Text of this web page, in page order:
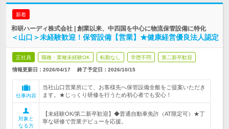
新着
和研ハーディ株式会社 | 創業以来、中四国を中心に物流保管設備に特化
＜山口＞未経験歓迎！保管設備【営業】★健康経営優良法人認定
正社員 職種・業種未経験OK 転勤なし 学歴不問 第二新卒歓迎
情報更新日：2026/04/17 終了予定日： 2026/10/15
仕事内容
当社山口営業所にて、お客様先へ保管設備全般をご提案いただき
ます。★じっくり研修を行うため初心者でも安心！
対象と
なる方
【未経験OK/第二新卒歓迎】◆普通自動車免許（AT限定可）★丁
寧な研修で営業デビューを応援。